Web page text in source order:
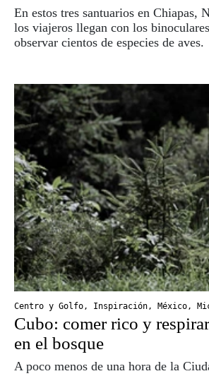
En estos tres santuarios en Chiapas,
los viajeros llegan con los
observar cientos de especies de aves.
Centro y Golfo , Inspiración , México ,
Cubo: comer rico y
en el bosque
A poco menos de una hora de la